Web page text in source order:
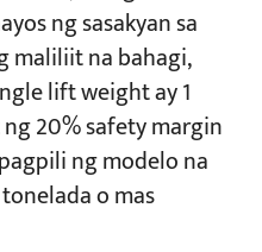
ng sasakyan sa
maliliit na bahagi,
lift weight ay 1
20% safety margin
ng modelo na
tonelada o mas